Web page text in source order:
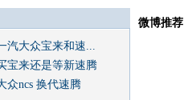
汽大众宝来和速...
宝来还是等新速腾
众ncs 换代速腾
微博推荐